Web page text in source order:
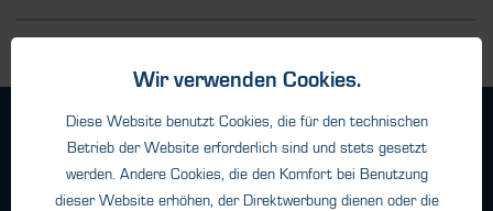
Geschäftsbedingungen
Datenschutz
Wir verwenden Cookies.
Diese Website benutzt Cookies, die für den technischen
Betrieb der Website erforderlich sind und stets gesetzt
werden. Andere Cookies, die den Komfort bei Benutzung
dieser Website erhöhen, der Direktwerbung dienen oder die